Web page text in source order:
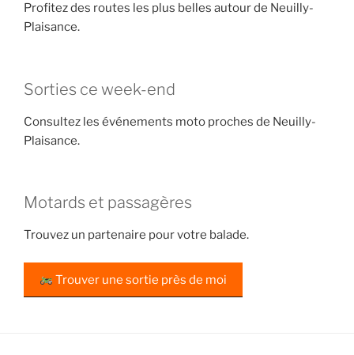
Profitez des routes les plus belles autour de Neuilly-
Plaisance.
Sorties ce week-end
Consultez les événements moto proches de Neuilly-
Plaisance.
Motards et passagères
Trouvez un partenaire pour votre balade.
Trouver une sortie près de moi